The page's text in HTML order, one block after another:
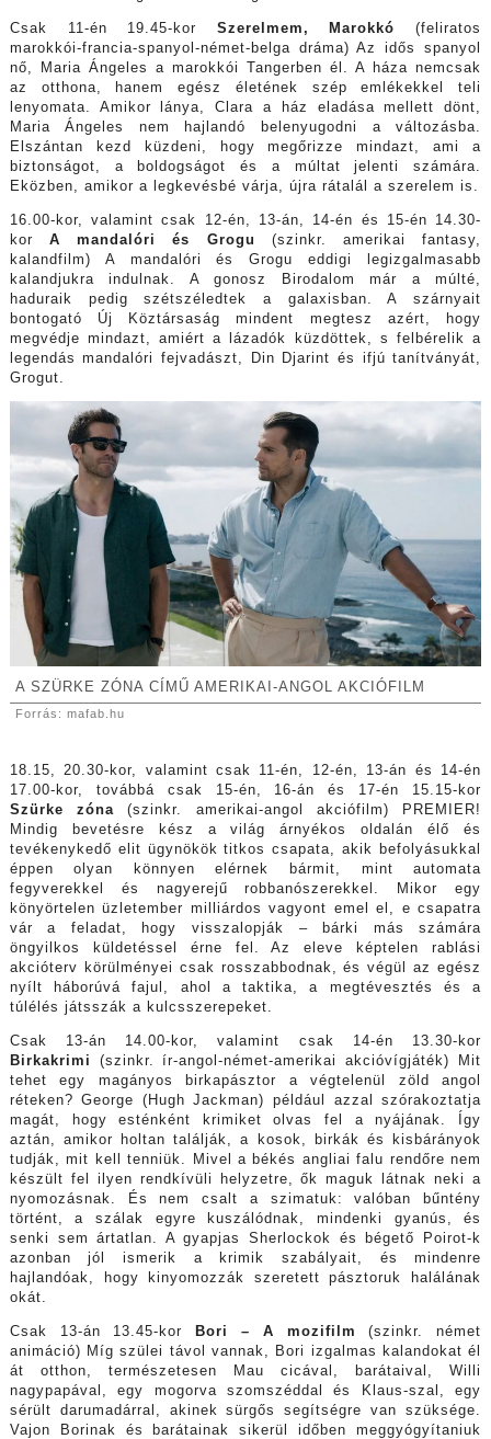
Csak 11-én 19.45-kor Szerelmem, Marokkó(feliratos
marokkói-francia-spanyol-német-belga dráma) Az idős spanyol
nő, Maria Ángeles a marokkói Tangerben él. A háza nemcsak
az otthona, hanem egész életének szép emlékekkel teli
lenyomata. Amikor lánya, Clara a ház eladása mellett dönt,
Maria Ángeles nem hajlandó belenyugodni a változásba.
Elszántan kezd küzdeni, hogy megőrizze mindazt, ami a
biztonságot, a boldogságot és a múltat jelenti számára.
Eközben, amikor a legkevésbé várja, újra rátalál a szerelem is.
16.00-kor, valamint csak 12-én, 13-án, 14-én és 15-én 14.30-
korA mandalóri és Grogu (szinkr. amerikai fantasy,
kalandfilm) A mandalóri és Grogu eddigi legizgalmasabb
kalandjukra indulnak. A gonosz Birodalom már a múlté,
haduraik pedig szétszéledtek a galaxisban. A szárnyait
bontogató Új Köztársaság mindent megtesz azért, hogy
megvédje mindazt, amiért a lázadók küzdöttek, s felbérelik a
legendás mandalóri fejvadászt, Din Djarint és ifjú tanítványát,
Grogut.
A SZÜRKE ZÓNA CÍMŰ AMERIKAI-ANGOL AKCIÓFILM
Forrás: mafab.hu
18.15, 20.30-kor, valamint csak 11-én, 12-én, 13-án és 14-én
17.00-kor, továbbá csak 15-én, 16-án és 17-én 15.15-kor
Szürke zóna(szinkr. amerikai-angol akciófilm) PREMIER!
Mindig bevetésre kész a világ árnyékos oldalán élő és
tevékenykedő elit ügynökök titkos csapata, akik befolyásukkal
éppen olyan könnyen elérnek bármit, mint automata
fegyverekkel és nagyerejű robbanószerekkel. Mikor egy
könyörtelen üzletember milliárdos vagyont emel el, e csapatra
vár a feladat, hogy visszalopják – bárki más számára
öngyilkos küldetéssel érne fel. Az eleve képtelen rablási
akcióterv körülményei csak rosszabbodnak, és végül az egész
nyílt háborúvá fajul, ahol a taktika, a megtévesztés és a
túlélés játsszák a kulcsszerepeket.
Csak 13-án 14.00-kor, valamint csak 14-én 13.30-kor
Birkakrimi (szinkr. ír-angol-német-amerikai akcióvígjáték) Mit
tehet egy magányos birkapásztor a végtelenül zöld angol
réteken? George (Hugh Jackman) például azzal szórakoztatja
magát, hogy esténként krimiket olvas fel a nyájának. Így
aztán, amikor holtan találják, a kosok, birkák és kisbárányok
tudják, mit kell tenniük. Mivel a békés angliai falu rendőre nem
készült fel ilyen rendkívüli helyzetre, ők maguk látnak neki a
nyomozásnak. És nem csalt a szimatuk: valóban bűntény
történt, a szálak egyre kuszálódnak, mindenki gyanús, és
senki sem ártatlan. A gyapjas Sherlockok és bégető Poirot-k
azonban jól ismerik a krimik szabályait, és mindenre
hajlandóak, hogy kinyomozzák szeretett pásztoruk halálának
okát.
Csak 13-án 13.45-kor Bori – A mozifilm(szinkr. német
animáció) Míg szülei távol vannak, Bori izgalmas kalandokat él
át otthon, természetesen Mau cicával, barátaival, Willi
nagypapával, egy mogorva szomszéddal és Klaus-szal, egy
sérült darumadárral, akinek sürgős segítségre van szüksége.
Vajon Borinak és barátainak sikerül időben meggyógyítaniuk